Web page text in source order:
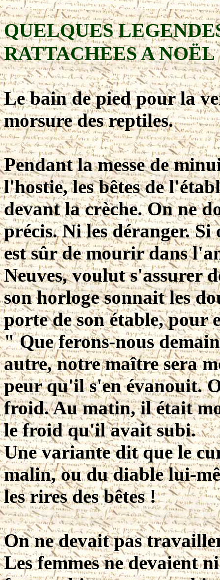
QUELQUES
RATTACHEES A NOËL
Le bain de pied pour la
morsure des reptiles.
Pendant la messe de
l'hostie, les bêtes de
devant la crèche. On ne
précis. Ni les déranger.
est sûr de mourir dans
Neuves, voulut s'assurer
son horloge sonnait les
porte de son étable, pour
" Que ferons-nous
autre, notre maître sera
peur qu'il s'en évanouit.
froid. Au matin, il était
le froid qu'il avait subi.
Une variante dit que le
malin, ou du diable lui-
les rires des bêtes !
On ne devait pas
Les femmes ne devaient